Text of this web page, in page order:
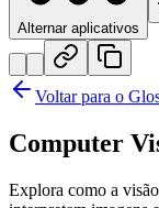
Alternar aplicativos
Voltar para o
Computer
Explora como a